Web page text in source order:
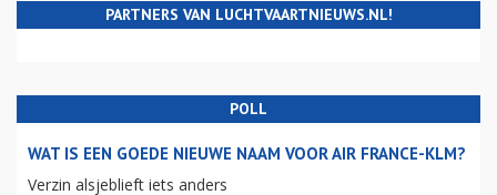
PARTNERS VAN LUCHTVAARTNIEUWS.NL!
POLL
WAT IS EEN GOEDE NIEUWE NAAM VOOR AIR FRANCE-KLM?
Verzin alsjeblieft iets anders